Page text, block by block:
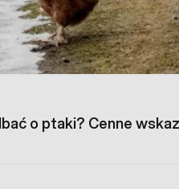
o ptaki? Cenne